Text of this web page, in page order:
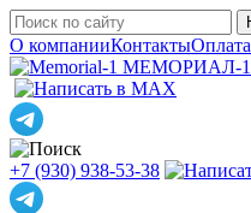
О компанииКонтактыОплата
МЕМОРИАЛ-1
+7 (930) 938-53-38